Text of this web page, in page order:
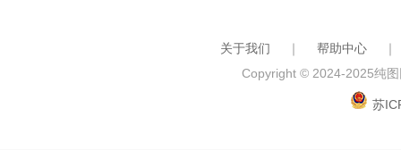
关于我们 ｜ 帮助中心
｜
Copyright © 2024-2025纯
苏